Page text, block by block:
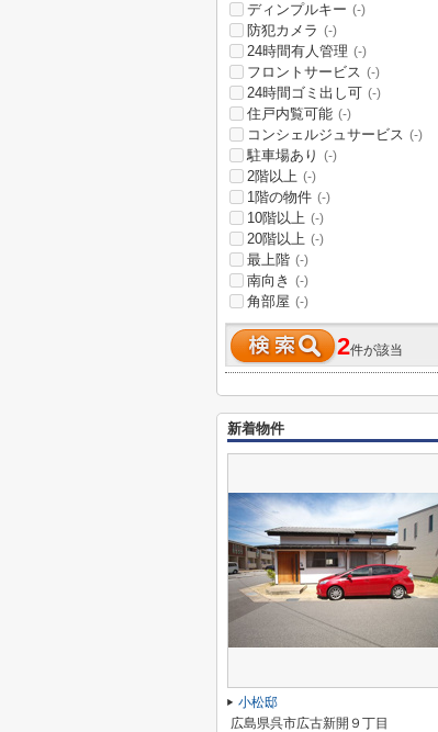
ディンプルキー (-)
防犯カメラ (-)
24時間有人管理 (-)
フロントサービス (-)
24時間ゴミ出し可 (-)
住戸内覧可能 (-)
コンシェルジュサービス (-)
駐車場あり (-)
2階以上 (-)
1階の物件 (-)
10階以上 (-)
20階以上 (-)
最上階 (-)
南向き (-)
角部屋 (-)
2件が該当
新着物件
小松邸
広島県呉市広古新開９丁目